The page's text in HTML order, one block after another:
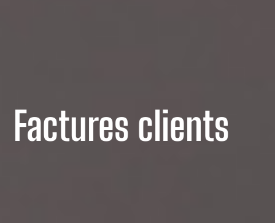
Factures clients